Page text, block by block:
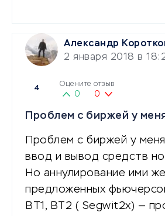
Александр
2 января 2018 в
4
Оцените отзыв
0 0
Проблем с биржей у
Проблем с биржей у
ввод и вывод средств
Но аннулирование ими же
предложенных
BT1, BT2 ( Segwit2x) —